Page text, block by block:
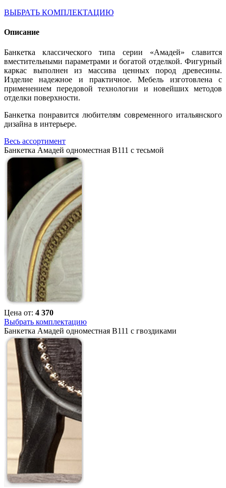
ВЫБРАТЬ КОМПЛЕКТАЦИЮ
Описание
Банкетка классического типа серии «Амадей» славится
вместительными параметрами и богатой отделкой. Фигурный
каркас выполнен из массива ценных пород древесины.
Изделие надежное и практичное. Мебель изготовлена с
применением передовой технологии и новейших методов
отделки поверхности.
Банкетка понравится любителям современного итальянского
дизайна в интерьере.
Весь ассортимент
Банкетка Амадей одноместная B111 с тесьмой
Цена от: 4 370
Выбрать комплектацию
Банкетка Амадей одноместная B111 с гвоздиками